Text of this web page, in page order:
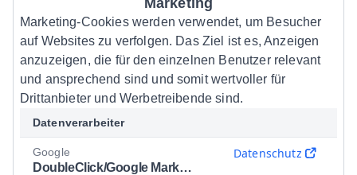
Marketing
Marketing-Cookies werden verwendet, um Besucher
auf Websites zu verfolgen. Das Ziel ist es, Anzeigen
anzuzeigen, die für den einzelnen Benutzer relevant
und ansprechend sind und somit wertvoller für
Drittanbieter und Werbetreibende sind.
Datenverarbeiter
Google
DoubleClick/Google Marketing
Datenschutz